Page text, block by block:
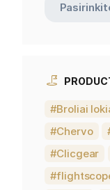
Broliai
Chervo
Clicgear